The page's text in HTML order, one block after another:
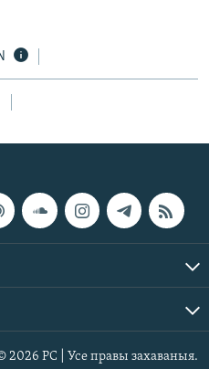
2026 РС | Усе правы захаваныя.